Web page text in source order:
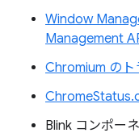
Window
Management
Chromium の
Blink コンポー